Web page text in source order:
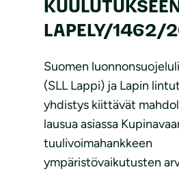
LAPELY/1462/
Suomen
(SLL Lappi) ja Lapin
yhdistys kiittävät
lausua asiassa
tuulivoimahankkeen
ympäristövaikutusten